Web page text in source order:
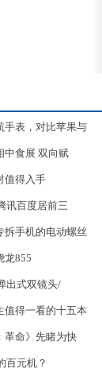
手表，对比苹果与
中食展 双向赋
值得入手
讯百度居前三
拆手机的电动螺丝
龙855
出式双镜头/
值得一看的十五本
革命》先睹为快
百元机？